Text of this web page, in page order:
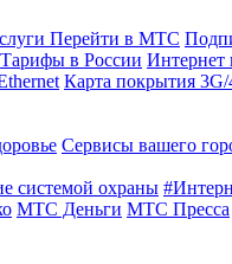
Перейти в МТС
Тарифы в России Интернет
Карта покрытия 3G/
Сервисы вашего
системой охраны
МТС Деньги МТС Пресса